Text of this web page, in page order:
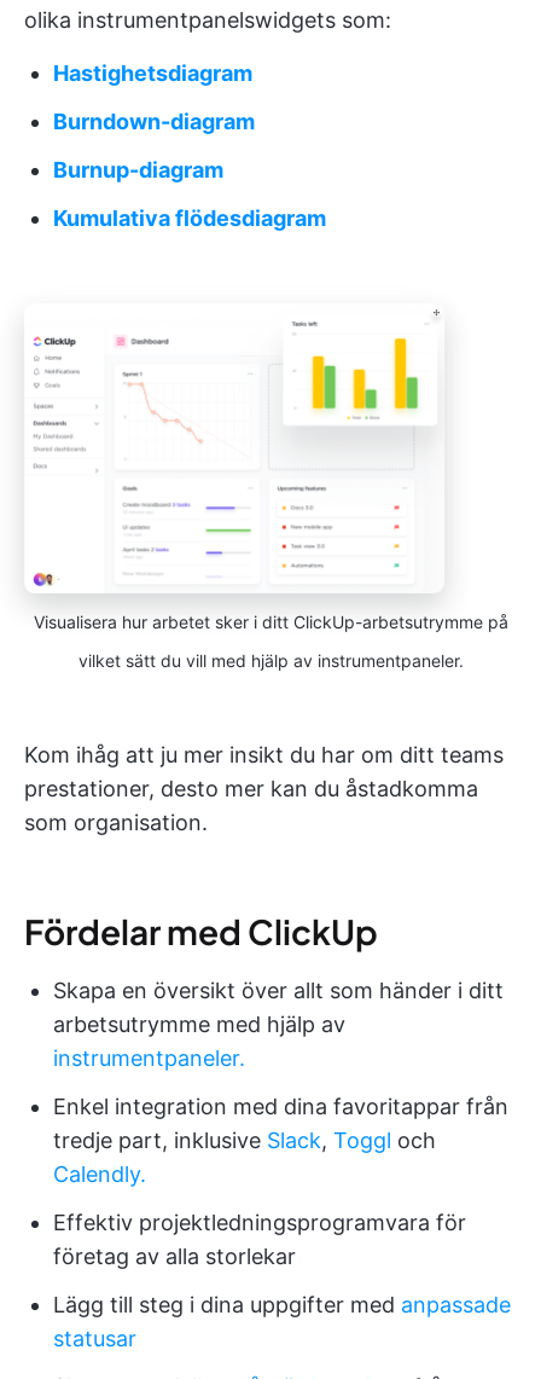
olika instrumentpanelswidgets som:
Hastighetsdiagram
Burndown-diagram
Burnup-diagram
Kumulativa flödesdiagram
Visualisera hur arbetet sker i ditt ClickUp-arbetsutrymme på
vilket sätt du vill med hjälp av instrumentpaneler.
Kom ihåg att ju mer insikt du har om ditt teams
prestationer, desto mer kan du åstadkomma
som organisation.
Fördelar med ClickUp
Skapa en översikt över allt som händer i ditt
arbetsutrymme med hjälp av
instrumentpaneler.
Enkel integration med dina favoritappar från
tredje part, inklusive Slack, Toggl och
Calendly.
Effektiv projektledningsprogramvara för
företag av alla storlekar
Lägg till steg i dina uppgifter med anpassade
statusar